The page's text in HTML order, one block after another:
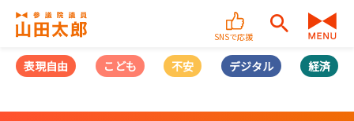
SNSで応援
表現自由 こども 不安 デジタル 経済